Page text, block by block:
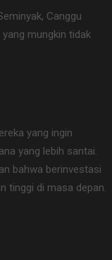
Canggu
mungkin tidak
yang ingin
yang lebih santai.
bahwa berinvestasi
tinggi di masa depan.